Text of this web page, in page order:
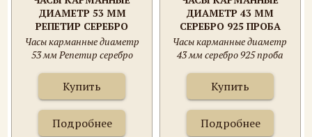
ДИАМЕТР 53 ММ
РЕПЕТИР СЕРЕБРО
ФРАНЦИЯ БАЛАНС НА
АЛМАЗЕ 100.4 ГРАММА.
Часы карманные диаметр
53 мм Репетир серебро
100.4 грамма. Первая
половина 19 века
Купить
Подробнее
ДИАМЕТР 43 ММ
СЕРЕБРО 925 ПРОБА
ЛОНДОН XVIIIВ. НЕ НА
ХОДУ
Часы карманные диаметр
43 мм серебро 925 проба
Купить
Подробнее